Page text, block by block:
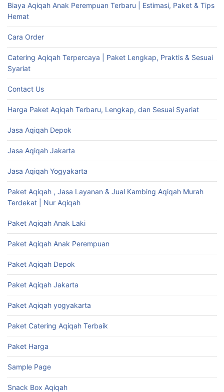
Biaya Aqiqah Anak Perempuan Terbaru | Estimasi, Paket & Tips
Hemat
Cara Order
Catering Aqiqah Terpercaya | Paket Lengkap, Praktis & Sesuai
Syariat
Contact Us
Harga Paket Aqiqah Terbaru, Lengkap, dan Sesuai Syariat
Jasa Aqiqah Depok
Jasa Aqiqah Jakarta
Jasa Aqiqah Yogyakarta
Paket Aqiqah , Jasa Layanan & Jual Kambing Aqiqah Murah
Terdekat | Nur Aqiqah
Paket Aqiqah Anak Laki
Paket Aqiqah Anak Perempuan
Paket Aqiqah Depok
Paket Aqiqah Jakarta
Paket Aqiqah yogyakarta
Paket Catering Aqiqah Terbaik
Paket Harga
Sample Page
Snack Box Aqiqah